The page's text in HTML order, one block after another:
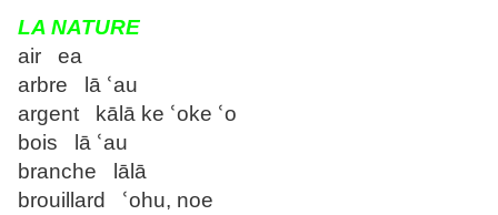
LA NATURE
air ea
arbre lā ՙau
argent kālā ke ՙoke ՙo
bois lā ՙau
branche lālā
brouillard ՙohu, noe